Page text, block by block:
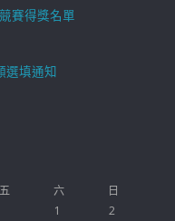
賽得獎名單
選填通知
五 六
日
1
2